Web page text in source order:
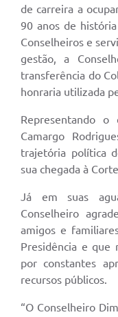
de carreira a
90 anos de
Conselheiros e
gestão, a
transferência do
honraria utilizada
Representando o
Camargo
trajetória política
sua chegada à
Já em suas
Conselheiro
amigos e
Presidência e que
por constantes
recursos públicos.
“O Conselheiro